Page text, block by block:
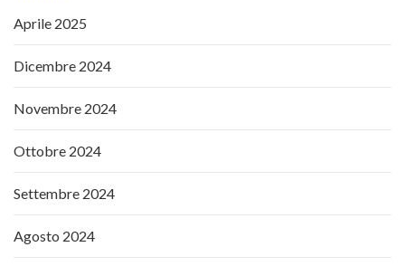
Aprile 2025
Dicembre 2024
Novembre 2024
Ottobre 2024
Settembre 2024
Agosto 2024